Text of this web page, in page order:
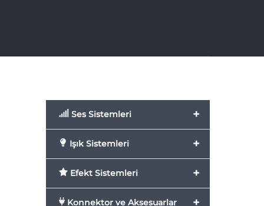
+
Ses Sistemleri
+
Işık Sistemleri
+
Efekt Sistemleri
+
Konnektor ve Aksesuarlar